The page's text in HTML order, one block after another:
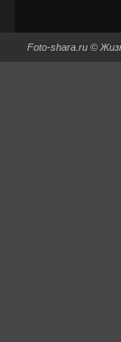
Foto-shara.ru ©